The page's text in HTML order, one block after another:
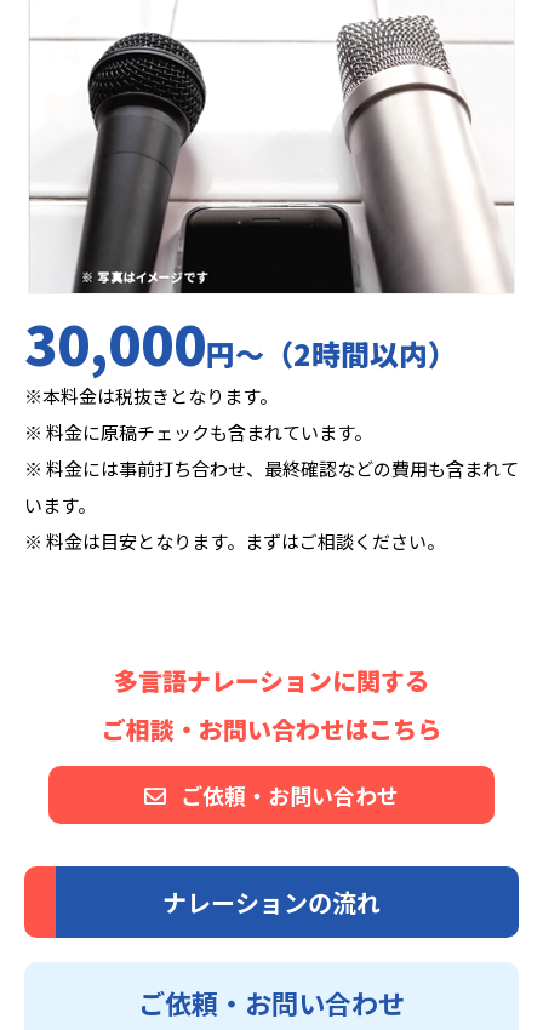
30,000円〜（2時間以内）
※本料金は税抜きとなります。
※ 料金に原稿チェックも含まれています。
※ 料金には事前打ち合わせ、最終確認などの費用も含まれて
います。
※ 料金は目安となります。まずはご相談ください。
多言語ナレーションに関する
ご相談・お問い合わせはこちら
ご依頼・お問い合わせ
ナレーションの流れ
ご依頼・お問い合わせ